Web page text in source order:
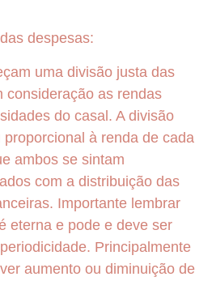
despesas:
uma divisão justa das
consideração as rendas
do casal. A divisão
à renda de cada
ambos se sintam
com a distribuição das
Importante lembrar
eterna e pode e deve ser
Principalmente
aumento ou diminuição de